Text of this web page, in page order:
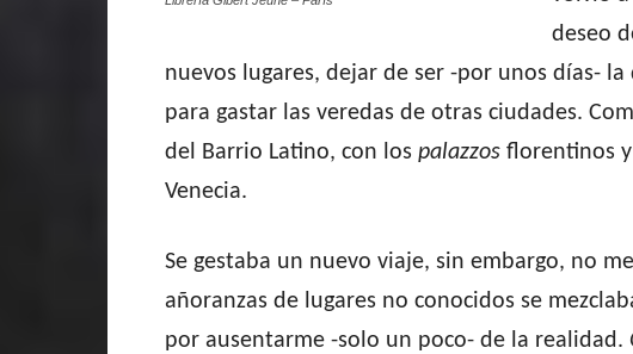
deseo
nuevos lugares, dejar de ser -por unos días-
para gastar las veredas de otras ciudades.
del Barrio Latino, con los palazzos florentinos y
Venecia.
Se gestaba un nuevo viaje, sin embargo, no
añoranzas de lugares no conocidos se
por ausentarme -solo un poco- de la realidad.